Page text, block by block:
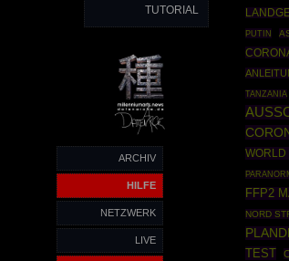
TUTORIAL
ARCHIV
HILFE
NETZWERK
LIVE
PUTIN
TANZANIA
WORLD
FFP2
NORD
TEST